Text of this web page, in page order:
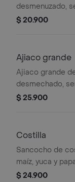
desmenuzado,
alcaparras.
$ 20.900
Ajiaco grande
Ajiaco grande
desmechado,
aguacate.
$ 25.900
Costilla
Sancocho de
maíz, yuca y
$ 24.900